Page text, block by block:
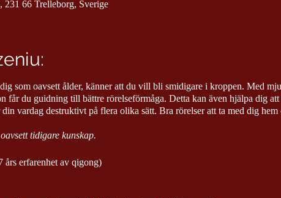
231 66 Trelleborg, Sverige
som oavsett ålder, känner att du vill bli smidigare i kroppen. Med
får du guidning till bättre rörelseförmåga. Detta kan även hjälpa dig
vardag destruktivt på flera olika sätt. Bra rörelser att ta med dig hem
tidigare kunskap.
års erfarenhet av qigong)